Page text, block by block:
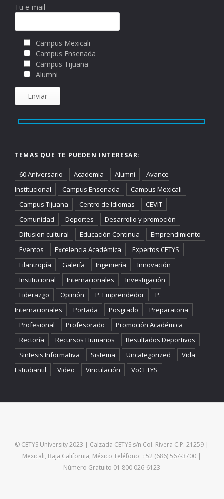
Tu e-mail
Campus Mexicali
Campus Ensenada
Campus Tijuana
Alumni
TEMAS QUE TE PUEDEN INTERESAR:
60 Aniversario Academia Alumni
Avance
Institucional
Campus Ensenada
Campus Mexicali
Campus Tijuana
Centro de Idiomas
CEVIT
Comunidad
Deportes
Desarrollo y promoción
Difusion cultural
Educación Continua
Emprendimiento
Eventos
Excelencia Académica
Expertos CETYS
Filantropía
Galería Ingeniería
Innovación
Institucional
Internacionales
Investigación
Liderazgo
Opinión P. Emprendedor
P.
Internacionales
Portada Posgrado
Preparatoria
Profesional
Profesorado
Promoción Académica
Rectoría
Recursos Humanos
Resultados Deportivos
Sintesis Informativa
Sistema Uncategorized
Vida
Estudiantil
Video Vinculación VoCETYS
© CETYS University 2023 | Calzada CETYS s/n Col. Rivera C.P. 21259 |
Mexicali, Baja California, México Teléfono: +52 (686) 567-3700 |
Número Gratuito 01 800 026-6123